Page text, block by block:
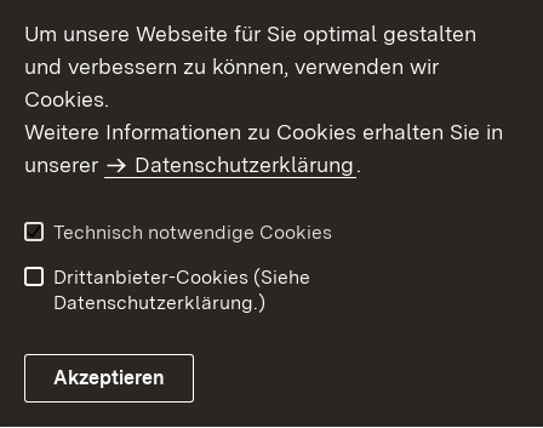
Benutzungshinweise
Erklärung zur
Um unsere Webseite für Sie optimal gestalten
und verbessern zu können, verwenden wir
Cookies.
Weitere Informationen zu Cookies erhalten Sie in
unserer
Datenschutzerklärung.
Technisch notwendige Cookies
Drittanbieter-Cookies (Siehe
Datenschutzerklärung.)
Akzeptieren